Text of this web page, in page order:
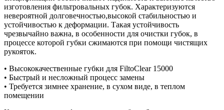
изготовления фильтровальных губок. Характеризуются
невероятной долговечностью,высокой стабильностью и
устойчивостью к деформации. Такая устойчивость
чрезвычайно важна, в особенности для очистки губок, в
процессе которой губки сжимаются при помощи чистящих
рукояток.
• Высококачественные губки для FiltoClear 15000
• Быстрый и несложный процесс замены
• Требуется зимнее хранение, в сухом виде, в теплом
помещении